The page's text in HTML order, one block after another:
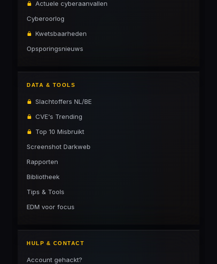
Actuele cyberaanvallen
Cyberoorlog
Kwetsbaarheden
Opsporingsnieuws
DATA & TOOLS
Slachtoffers NL/BE
CVE's Trending
Top 10 Misbruikt
Screenshot Darkweb
Rapporten
Bibliotheek
Tips & Tools
EDM voor focus
HULP & CONTACT
Account gehackt?